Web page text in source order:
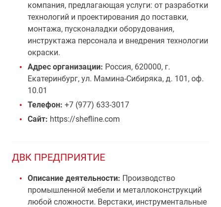
компания, предлагающая услуги: от разработки
технологий и проектирования до поставки,
монтажа, пусконаладки оборудования,
инструктажа персонала и внедрения технологии
окраски.
Адрес организации: Россия, 620000, г.
Екатеринбург, ул. Мамина-Сибиряка, д. 101, оф.
10.01
Телефон: +7 (977) 633-3017
Сайт: https://shefline.com
ДВК ПРЕДПРИЯТИЕ
Описание деятельности: Производство
промышленной мебели и металлоконструкций
любой сложности. Верстаки, инструментальные